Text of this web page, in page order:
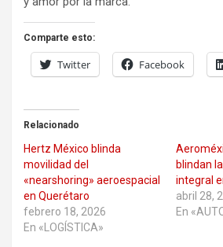
Comparte esto:
Twitter Facebook
Relacionado
Hertz México blinda
movilidad del
«nearshoring» aeroespacial
en Querétaro
febrero 18, 2026
En «LOGÍSTICA»
blindan
integral
abril 28,
En